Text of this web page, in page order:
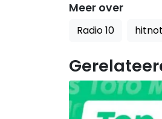
Meer over
Radio 10